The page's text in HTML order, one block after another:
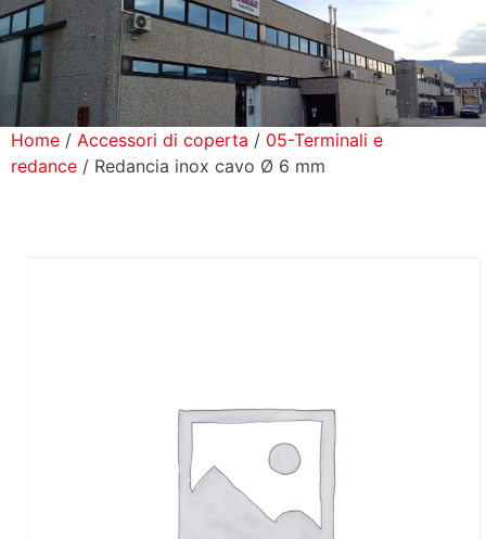
Prodotti
Home / Accessori di coperta / 05-Terminali e
redance / Redancia inox cavo Ø 6 mm